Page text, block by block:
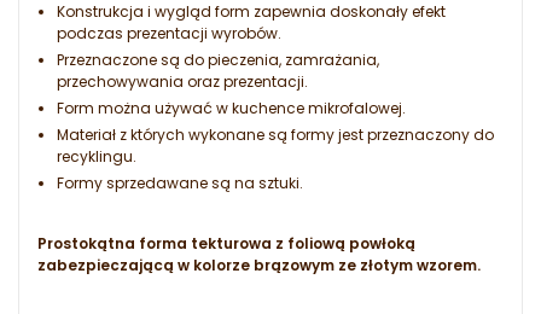
Konstrukcja i wygląd form zapewnia doskonały efekt
podczas prezentacji wyrobów.
Przeznaczone są do pieczenia, zamrażania,
przechowywania oraz prezentacji.
Form można używać w kuchence mikrofalowej.
Materiał z których wykonane są formy jest przeznaczony do
recyklingu.
Formy sprzedawane są na sztuki.
Prostokątna forma tekturowa z foliową powłoką
zabezpieczającą w kolorze brązowym ze złotym wzorem.